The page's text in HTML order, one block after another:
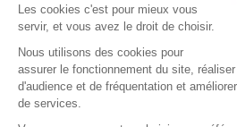
Les cookies c'est pour mieux vous
servir, et vous avez le droit de choisir.
Nous utilisons des cookies pour
assurer le fonctionnement du site,
d'audience et de fréquentation et
de services.
Blog Aide & Contact